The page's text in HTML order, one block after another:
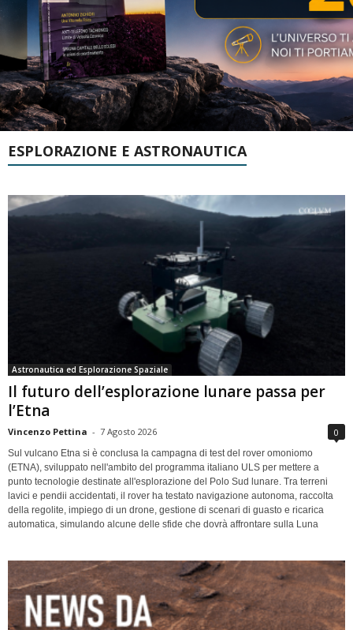
ESPLORAZIONE E ASTRONAUTICA
Astronautica ed Esplorazione Spaziale
Il futuro dell’esplorazione lunare passa per
l’Etna
Vincenzo Pettina - 7 Agosto 2026 0
Sul vulcano Etna si è conclusa la campagna di test del rover omoniomo
(ETNA), sviluppato nell'ambito del programma italiano ULS per mettere a
punto tecnologie destinate all'esplorazione del Polo Sud lunare. Tra terreni
lavici e pendii accidentati, il rover ha testato navigazione autonoma, raccolta
della regolite, impiego di un drone, gestione di scenari di guasto e ricarica
automatica, simulando alcune delle sfide che dovrà affrontare sulla Luna